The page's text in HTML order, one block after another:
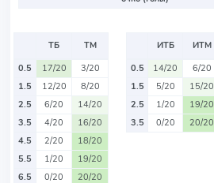
ТБ
ТМ
0.5
17/20
3/20
1.5
12/20
8/20
2.5
6/20
14/20
3.5
4/20
16/20
4.5
2/20
18/20
5.5
1/20
19/20
6.5
0/20 20/20
ИТБ
ИТМ
0.5
14/20
6/20
1.5
5/20
15/20
2.5
1/20
19/20
3.5
0/20 20/20